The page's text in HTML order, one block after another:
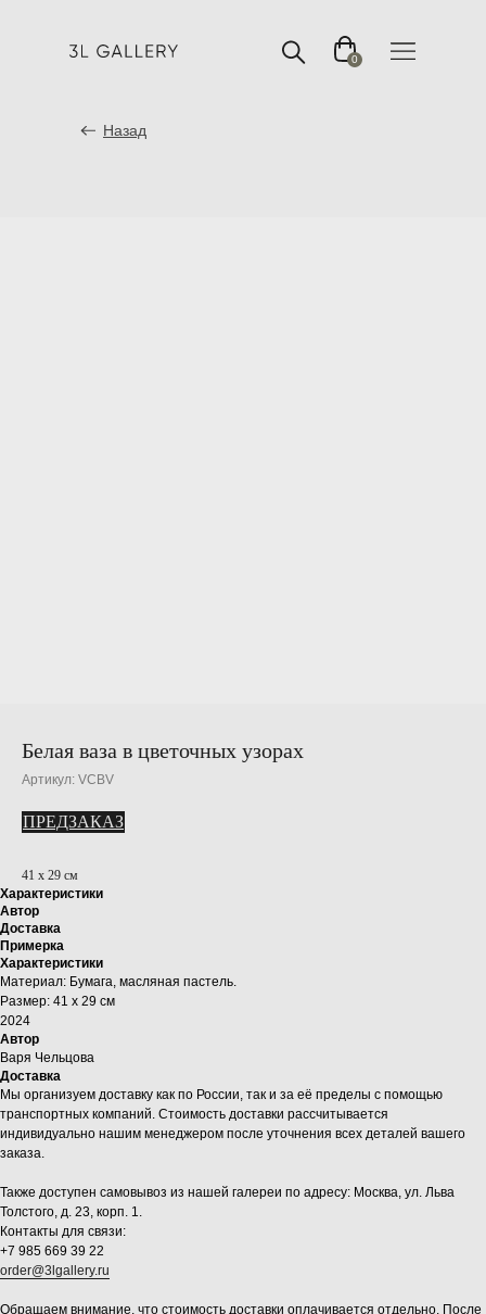
0
Назад
Белая ваза в цветочных узорах
Артикул: VCBV
ПРЕДЗАКАЗ
41 х 29 см
Характеристики
Автор
Доставка
Примерка
Характеристики
Материал: Бумага, масляная пастель.
Размер: 41 х 29 см
2024
Автор
Варя Чельцова
Доставка
Мы организуем доставку как по России, так и за её пределы с помощью
транспортных компаний. Стоимость доставки рассчитывается
индивидуально нашим менеджером после уточнения всех деталей вашего
заказа.
Также доступен самовывоз из нашей галереи по адресу: Москва, ул. Льва
Толстого, д. 23, корп. 1.
Контакты для связи:
+7 985 669 39 22
order@3lgallery.ru
Обращаем внимание, что стоимость доставки оплачивается отдельно. После